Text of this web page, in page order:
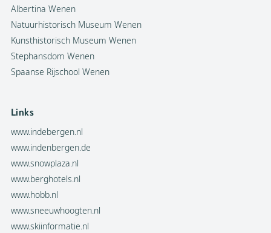
Albertina Wenen
Natuurhistorisch Museum Wenen
Kunsthistorisch Museum Wenen
Stephansdom Wenen
Spaanse Rijschool Wenen
Links
www.indebergen.nl
www.indenbergen.de
www.snowplaza.nl
www.berghotels.nl
www.hobb.nl
www.sneeuwhoogten.nl
www.skiinformatie.nl